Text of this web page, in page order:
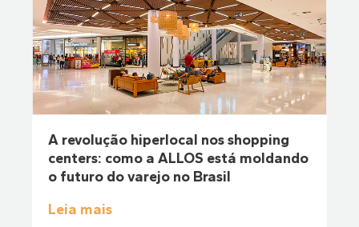
A revolução hiperlocal nos shopping
centers: como a ALLOS está moldando
o futuro do varejo no Brasil
Leia mais